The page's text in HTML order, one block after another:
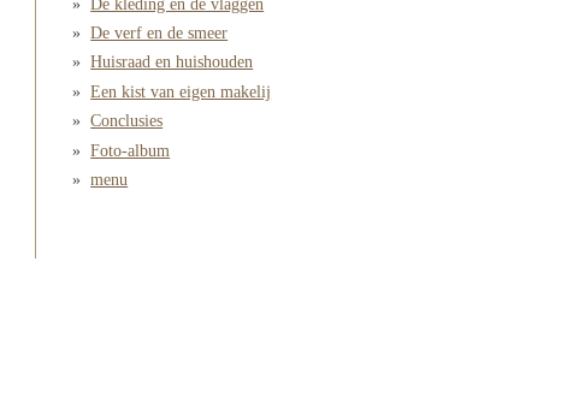
De kleding en de vlaggen
De verf en de smeer
Huisraad en huishouden
Een kist van eigen makelij
Conclusies
Foto-album
menu